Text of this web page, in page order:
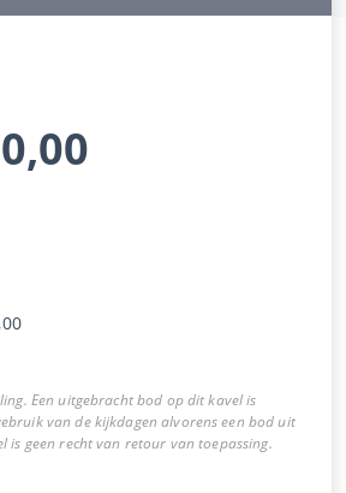
Een uitgebracht bod op dit kavel is
van de kijkdagen alvorens een bod uit
is geen recht van retour van toepassing.